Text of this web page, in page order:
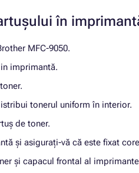
în
MFC-9050.
imprimantă.
tonerul uniform în interior.
de toner.
și asigurați-vă că este fixat
și capacul frontal al